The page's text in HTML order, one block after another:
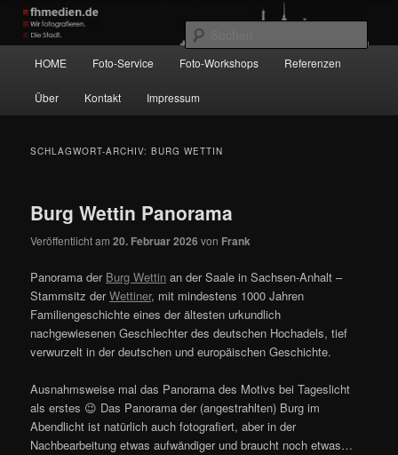
Zum
primären
Inhalt
springen
Zum
sekundären
Inhalt
springen
Wir fotografieren die Hauptstadt!
HOME Foto-Service Foto-Workshops Referenzen
Über Kontakt Impressum
SCHLAGWORT-ARCHIV:BURG WETTIN
Burg Wettin Panorama
Veröffentlicht am20. Februar 2026 von Frank
Panorama der Burg Wettin an der Saale in Sachsen-Anhalt –
Stammsitz derWettiner, mit mindestens 1000 Jahren
Familiengeschichte eines der ältesten urkundlich
nachgewiesenen Geschlechter des deutschen Hochadels, tief
verwurzelt in der deutschen und europäischen Geschichte.
Ausnahmsweise mal das Panorama des Motivs bei Tageslicht
als erstes 😉 Das Panorama der (angestrahlten) Burg im
Abendlicht ist natürlich auch fotografiert, aber in der
Nachbearbeitung etwas aufwändiger und braucht noch etwas…